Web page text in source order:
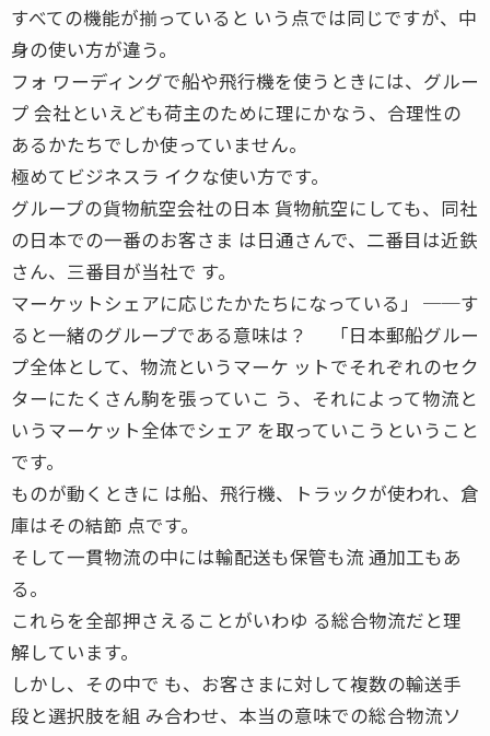
すべての機能が揃っていると いう点では同じですが、中
身の使い方が違う。
フォ ワーディングで船や飛行機を使うときには、グルー
プ 会社といえども荷主のために理にかなう、合理性の
あるかたちでしか使っていません。
極めてビジネスラ イクな使い方です。
グループの貨物航空会社の日本 貨物航空にしても、同社
の日本での一番のお客さま は日通さんで、二番目は近鉄
さん、三番目が当社で す。
マーケットシェアに応じたかたちになっている」 ──す
ると一緒のグループである意味は？ 「日本郵船グルー
プ全体として、物流というマーケ ットでそれぞれのセク
ターにたくさん駒を張っていこ う、それによって物流と
いうマーケット全体でシェア を取っていこうということ
です。
ものが動くときに は船、飛行機、トラックが使われ、倉
庫はその結節 点です。
そして一貫物流の中には輸配送も保管も流 通加工もあ
る。
これらを全部押さえることがいわゆ る総合物流だと理
解しています。
しかし、その中で も、お客さまに対して複数の輸送手
段と選択肢を組 み合わせ、本当の意味での総合物流ソ